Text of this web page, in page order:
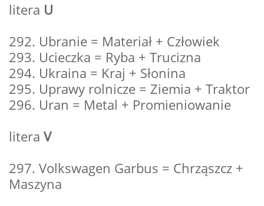
litera U
292. Ubranie = Materiał + Człowiek
293. Ucieczka = Ryba + Trucizna
294. Ukraina = Kraj + Słonina
295. Uprawy rolnicze = Ziemia + Traktor
296. Uran = Metal + Promieniowanie
litera V
297. Volkswagen Garbus = Chrząszcz +
Maszyna